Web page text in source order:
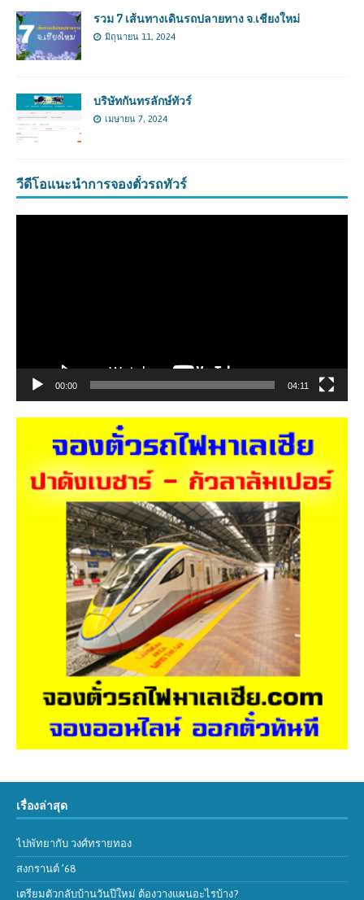
รวม 7 เส้นทางเดินรถปลายทาง จ.เชียงใหม่
มิถุนายน 11, 2024
บริษัทกันทรลักษ์ทัวร์
เมษายน 7, 2024
วีดีโอแนะนำการจองตั๋วรถทัวร์
00:00 04:11
เรื่องล่าสุด
ไปพัทยากับ วงศ์ทรายทอง
สงกรานต์ ’68
เตรียมตัวกลับบ้านวันปีใหม่ ต้องวางแผนอะไรบ้าง?